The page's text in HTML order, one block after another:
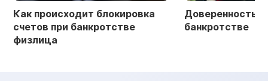
Как происходит блокировка
счетов при банкротстве
физлица
Доверенность
банкротстве